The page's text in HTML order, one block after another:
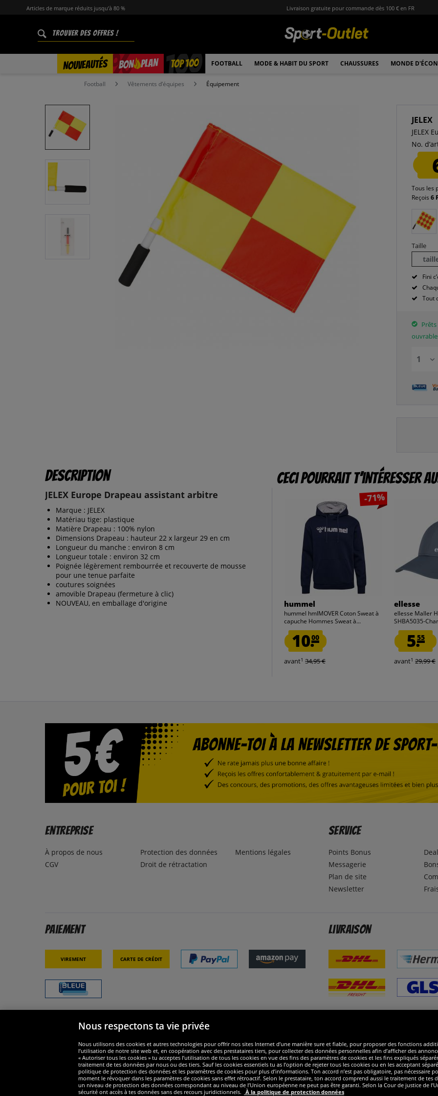
Articles de marque réduits jusqu’à 80 % Livraison gratuite pour commande dès 100 € en FR
NOUVEAUTÉS BON PLAN
% TOP 100 FOOTBALL MODE & HABIT DU SPORT CHAUSSURES MONDE
Football Vêtements d‘équipes Équipement
JELEX
JELEX
No.
Tous les
Reçois6
Taille
Fini
Tout
Description
JELEX Europe Drapeau assistant arbitre
Marque : JELEX
Matériau tige: plastique
Matière Drapeau : 100% nylon
Dimensions Drapeau : hauteur 22 x largeur 29 en cm
Longueur du manche : environ 8 cm
Longueur totale : environ 32 cm
Poignée légèrement rembourrée et recouverte de mousse
pour une tenue parfaite
coutures soignées
amovible Drapeau (fermeture à clic)
NOUVEAU, en emballage d'origine
Ceci pourrait t’intéresser
-71%
hummel
hummel hmlMOVER Coton Sweat à
capuche Hommes Sweat à...
10.00
avant1 34,95 €
ellesse
ellesse Maller
SHBA5035-
5.55
avant1 29,99 €
Entreprise
À propos de nous
CGV
Protection des données
Droit de rétractation
Mentions légales
Service
Points Bonus
Messagerie
Plan de site
Newsletter
Paiement
Virement Carte de crédit
Livraison
Widerruf
Nous respectons ta vie privée
Nous utilisons des cookies et autres technologies pour offrir nos sites Internet d’une manière sure et fiable, pour proposer des fonctions
l’utilisation de notre site web et, en coopération avec des prestataires tiers, pour collecter des données personnelles afin d’afficher des
« Autoriser tous les cookies » tu acceptes l’utilisation de tous les cookies en vue des fins des paramètres de cookies et les fins expliqués
traitement de tes données par nous ou des tiers. Sauf les cookies essentiels tu as l’option de rejeter tous les cookies ou en les acceptant
politique de protection des données et les paramètres de cookies pour plus d’informations. Ton accord n’est pas obligatoire, pas nécessaire
moment le révoquer dans les paramètres de cookies sans effet rétroactif. Selon le prestataire, ton accord comprend aussi le traitement de tes
un niveau de protection des données correspondant au niveau de l’Union européenne ne peut pas être garanti. Selon la Cour de justice de
sécurité ont accès à tes données sans des recours juridictionnels. À la politique de protection données